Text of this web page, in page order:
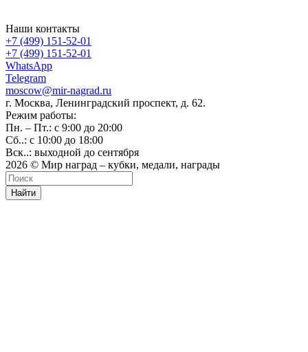
Наши контакты
+7 (499) 151-52-01
+7 (499) 151-52-01
WhatsApp
Telegram
moscow@mir-nagrad.ru
г. Москва, Ленинградский проспект, д. 62.
Режим работы:
Пн. – Пт.: с 9:00 до 20:00
Сб..: с 10:00 до 18:00
Вск..: выходной до сентября
2026 © Мир наград – кубки, медали, награды
Найти